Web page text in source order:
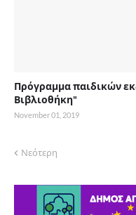
Πρόγραμμα παιδικών
Βιβλιοθήκη"
November 01, 2019
Νεότερη